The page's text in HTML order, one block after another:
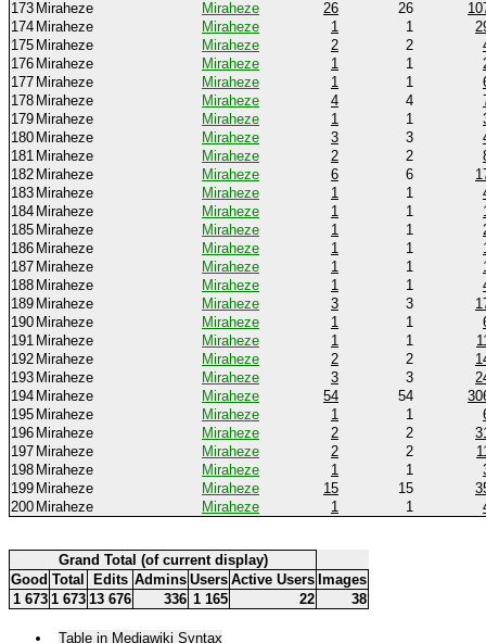
173 Miraheze Miraheze 26 26
174 Miraheze Miraheze 1 1
175 Miraheze Miraheze 2 2
176 Miraheze Miraheze 1 1
177 Miraheze Miraheze 1 1
178 Miraheze Miraheze 4 4
179 Miraheze Miraheze 1 1
180 Miraheze Miraheze 3 3
181 Miraheze Miraheze 2 2
182 Miraheze Miraheze 6 6
183 Miraheze Miraheze 1 1
184 Miraheze Miraheze 1 1
185 Miraheze Miraheze 1 1
186 Miraheze Miraheze 1 1
187 Miraheze Miraheze 1 1
188 Miraheze Miraheze 1 1
189 Miraheze Miraheze 3 3
190 Miraheze Miraheze 1 1
191 Miraheze Miraheze 1 1
192 Miraheze Miraheze 2 2
193 Miraheze Miraheze 3 3
194 Miraheze Miraheze 54 54
195 Miraheze Miraheze 1 1
196 Miraheze Miraheze 2 2
197 Miraheze Miraheze 2 2
198 Miraheze Miraheze 1 1
199 Miraheze Miraheze 15 15
200 Miraheze Miraheze 1 1
Grand Total (of current display)
Good Total Edits Admins Users Active Users Images
1 673 1 673 13 676 336 1 165 22 38
Table in Mediawiki Syntax